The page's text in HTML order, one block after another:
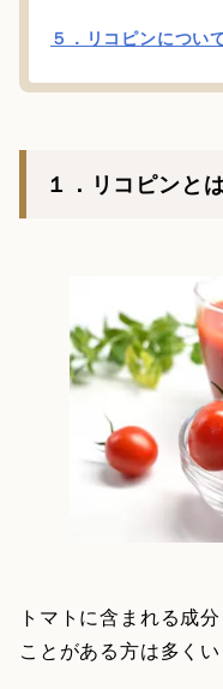
５．リコピンについ
１．リコピンと
トマトに含まれる成
ことがある方は多く